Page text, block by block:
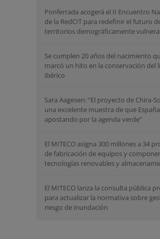
Ponferrada acogerá el II Encuentro
de la RedCIT para redefinir el futuro
territorios demográficamente
Se cumplen 20 años del nacimiento
marcó un hito en la conservación del
ibérico
Sara Aagesen: “El proyecto de Chira-
una excelente muestra de que
apostando por la agenda verde”
El MITECO asigna 300 millones a 34
de fabricación de equipos y
tecnologías renovables y
El MITECO lanza la consulta pública
para actualizar la normativa sobre
riesgo de inundación